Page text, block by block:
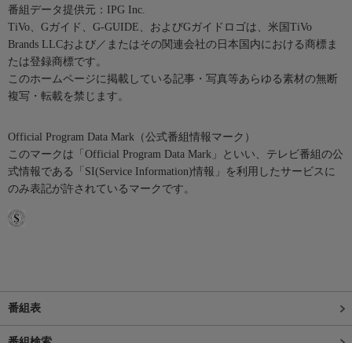
番組データ提供元：IPG Inc.
TiVo、Gガイド、G-GUIDE、およびGガイドロゴは、米国TiVo
Brands LLCおよび／またはその関連会社の日本国内における商標ま
たは登録商標です。
このホームページに掲載している記事・写真等あらゆる素材の無断
複写・転載を禁じます。
Official Program Data Mark（公式番組情報マーク）
このマークは「Official Program Data Mark」といい、テレビ番組の公
式情報である「SI(Service Information)情報」を利用したサービスに
のみ表記が許されているマークです。
番組表